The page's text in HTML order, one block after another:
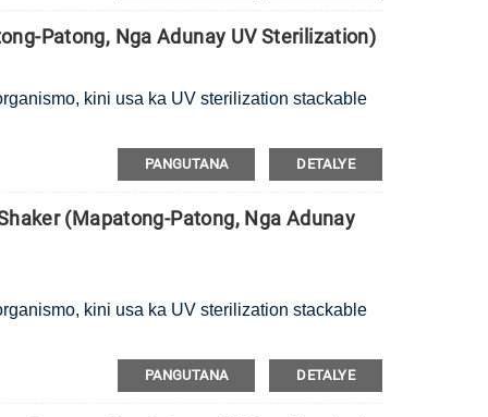
Patong, Nga Adunay UV Sterilization)
kini usa ka UV sterilization stackable
PANGUTANA DETALYE
(Mapatong-Patong, Nga Adunay
kini usa ka UV sterilization stackable
PANGUTANA DETALYE